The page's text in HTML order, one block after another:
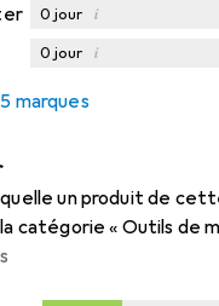
0 jour i
0 jour i
marques
un produit de
catégorie « Outils de